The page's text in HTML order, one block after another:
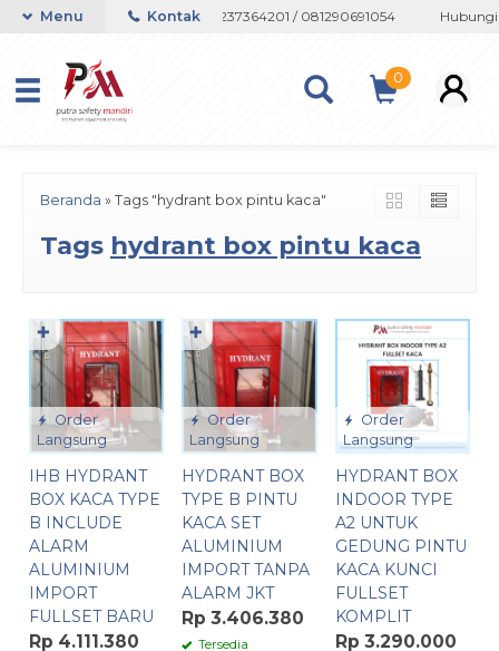
082133767508 / 081237364201 / 081290691054 Hubungi
Menu Kontak
0
Beranda » Tags "hydrant box pintu kaca"
Tags hydrant box pintu kaca
Order
Langsung
IHB HYDRANT
BOX KACA TYPE
B INCLUDE
ALARM
ALUMINIUM
IMPORT
FULLSET BARU
Rp 4.111.380
✚
Order
Langsung
HYDRANT BOX
TYPE B PINTU
KACA SET
ALUMINIUM
IMPORT TANPA
ALARM JKT
Rp 3.406.380
Tersedia
✚
Order
Langsung
HYDRANT BOX
INDOOR TYPE
A2 UNTUK
GEDUNG PINTU
KACA KUNCI
FULLSET
KOMPLIT
Rp 3.290.000